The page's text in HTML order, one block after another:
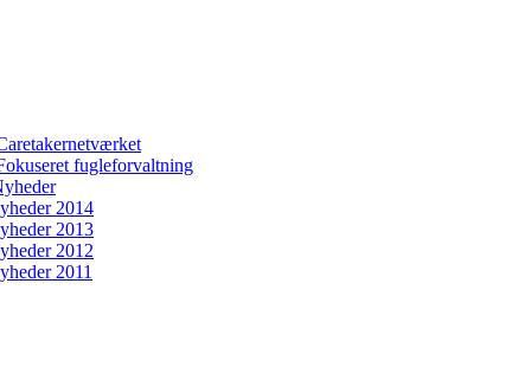
fugleforvaltning
2014
2013
2012
2011